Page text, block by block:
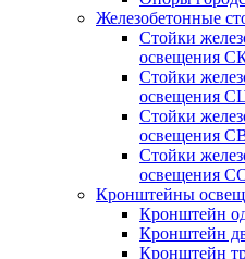
Железобетонные
Стойки
освещения
Стойки
освещения
Стойки
освещения
Стойки
освещения
Кронштейны
Кронштейн
Кронштейн
Кронштейн